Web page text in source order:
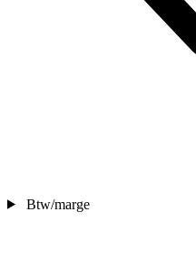
Btw/marge